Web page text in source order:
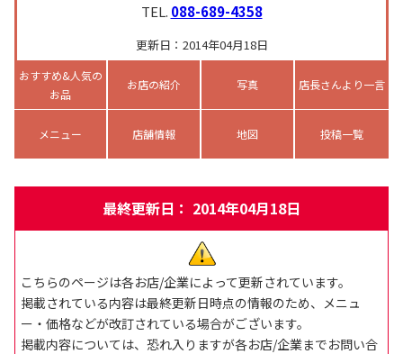
TEL. 088-689-4358
更新日：2014年04月18日
おすすめ&人気の
お品
お店の紹介 写真 店長さんより一言
メニュー 店舗情報 地図 投稿一覧
最終更新日： 2014年04月18日
こちらのページは各お店/企業によって更新されています。
掲載されている内容は最終更新日時点の情報のため、メニュ
ー・価格などが改訂されている場合がございます。
掲載内容については、恐れ入りますが各お店/企業までお問い合